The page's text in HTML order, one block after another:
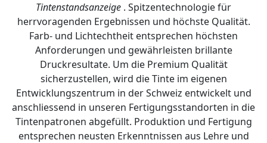
Tintenstandsanzeige . Spitzentechnologie für
herrvoragenden Ergebnissen und höchste Qualität.
Farb- und Lichtechtheit entsprechen höchsten
Anforderungen und gewährleisten brillante
Druckresultate. Um die Premium Qualität
sicherzustellen, wird die Tinte im eigenen
Entwicklungszentrum in der Schweiz entwickelt und
anschliessend in unseren Fertigungsstandorten in die
Tintenpatronen abgefüllt. Produktion und Fertigung
entsprechen neusten Erkenntnissen aus Lehre und